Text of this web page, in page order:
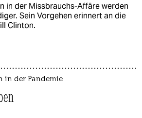
in der Missbrauchs-Affäre werden
Sein Vorgehen erinnert an die
Clinton.
in der Pandemie